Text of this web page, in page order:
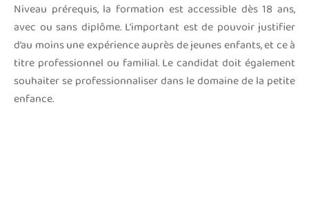
Niveau prérequis, la formation est accessible dès 18 ans,
avec ou sans diplôme. L’important est de pouvoir justifier
d’au moins une expérience auprès de jeunes enfants, et ce à
titre professionnel ou familial. Le candidat doit également
souhaiter se professionnaliser dans le domaine de la petite
enfance.